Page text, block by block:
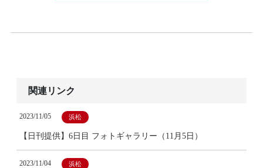
関連リンク
2023/11/05 浜松
【日刊提供】6日目 フォトギャラリー（11月5日）
2023/11/04 浜松